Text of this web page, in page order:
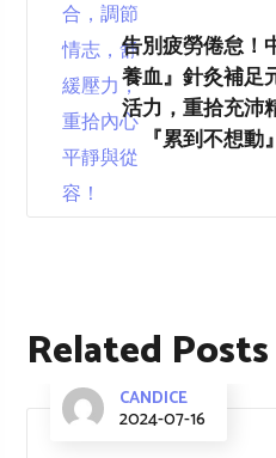
告別疲勞倦怠！
養血』針灸補足
活力，重拾充沛
『累到不想
Related Posts
CANDICE
2024-07-16